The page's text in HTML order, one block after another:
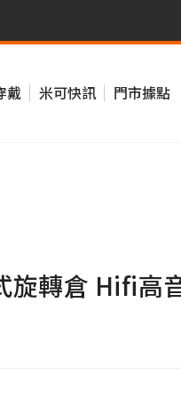
戴 米可快訊 門市據點
旋轉倉 Hifi高